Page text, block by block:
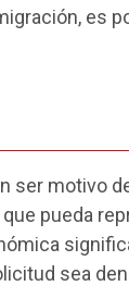
es
ser motivo
pueda
sea